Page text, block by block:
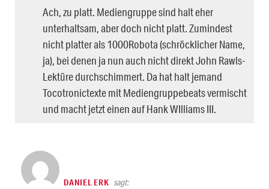
Ach, zu platt. Mediengruppe sind halt eher
unterhaltsam, aber doch nicht platt. Zumindest
nicht platter als 1000Robota (schröcklicher Name,
ja), bei denen ja nun auch nicht direkt John Rawls-
Lektüre durchschimmert. Da hat halt jemand
Tocotronictexte mit Mediengruppebeats vermischt
und macht jetzt einen auf Hank WIlliams III.
DANIEL ERK sagt: